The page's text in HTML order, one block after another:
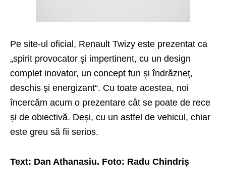
Pe site-ul oficial, Renault Twizy este prezentat ca
„spirit provocator și impertinent, cu un design
complet inovator, un concept fun și îndrăzneț,
deschis și energizant“. Cu toate acestea, noi
încercăm acum o prezentare cât se poate de rece
și de obiectivă. Deși, cu un astfel de vehicul, chiar
este greu să fii serios.
Text: Dan Athanasiu. Foto: Radu Chindriș